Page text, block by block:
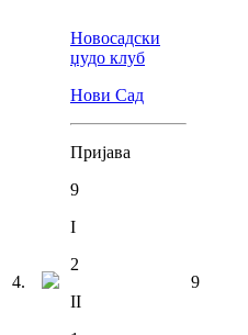
4.
Новосадски
џудо клуб
Нови Сад
Пријава
9
I
2
II
9